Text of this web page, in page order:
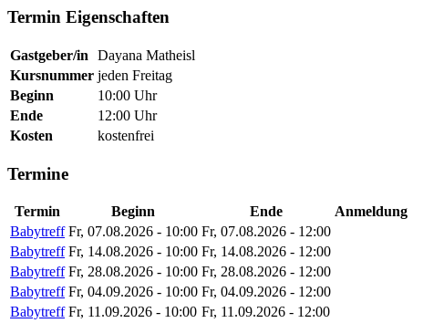
Termin Eigenschaften
Gastgeber/in
Dayana Matheisl
Kursnummer jeden Freitag
Beginn
10:00 Uhr
Ende
12:00 Uhr
Kosten
kostenfrei
Termine
Termin Beginn Ende
Anmeldung
Babytreff Fr, 07.08.2026 - 10:00 Fr, 07.08.2026 - 12:00
Babytreff Fr, 14.08.2026 - 10:00 Fr, 14.08.2026 - 12:00
Babytreff Fr, 28.08.2026 - 10:00 Fr, 28.08.2026 - 12:00
Babytreff Fr, 04.09.2026 - 10:00 Fr, 04.09.2026 - 12:00
Babytreff Fr, 11.09.2026 - 10:00 Fr, 11.09.2026 - 12:00